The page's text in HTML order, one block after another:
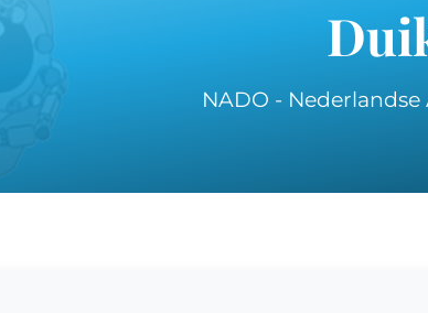
NADO -